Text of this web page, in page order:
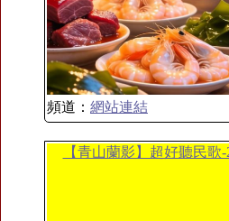
頻道： 網站連結
【青山蘭影】超好聽民歌